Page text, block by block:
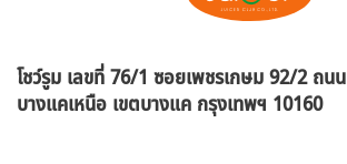
โชว์รูม เลขที่ 76/1 ซอยเพชรเกษม 92/2 ถน
บางแคเหนือ เขตบางแค กรุงเทพฯ 10160